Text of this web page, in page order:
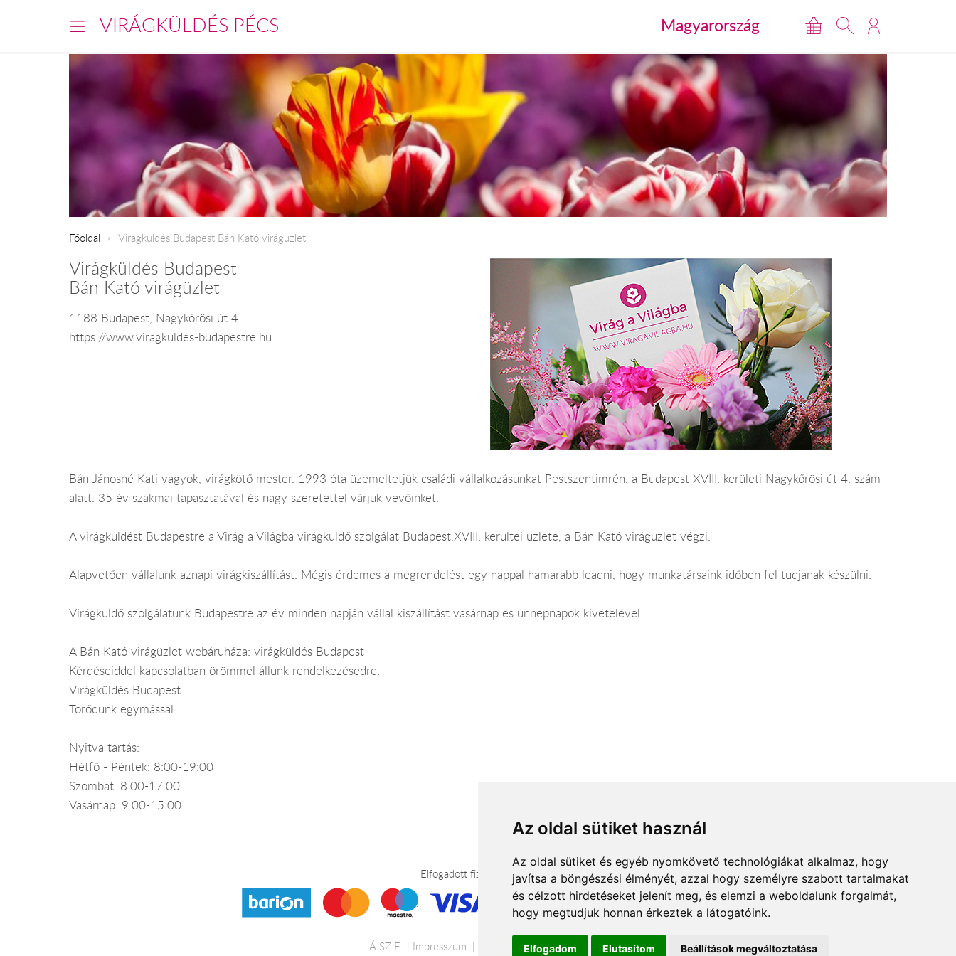
Az oldal sütiket használ
Az oldal sütiket és egyéb nyomkövető technológiákat alkalmaz, hogy
javítsa a böngészési élményét, azzal hogy személyre szabott tartalmakat
és célzott hirdetéseket jelenít meg, és elemzi a weboldalunk forgalmát,
hogy megtudjuk honnan érkeztek a látogatóink.
Elfogadom Elutasítom Beállítások megváltoztatása
VIRÁGKÜLDÉS PÉCS Magyarország
Főoldal Virágküldés Budapest Bán Kató virágüzlet
Virágküldés Budapest
Bán Kató virágüzlet
1188 Budapest, Nagykőrösi út 4.
https://www.viragkuldes-budapestre.hu
Bán Jánosné Kati vagyok, virágkötő mester. 1993 óta üzemeltetjük családi vállalkozásunkat Pestszentimrén, a Budapest XVIII. kerületi Nagykőrösi út 4. szám
alatt. 35 év szakmai tapasztatával és nagy szeretettel várjuk vevőinket.
A virágküldést Budapestre a Virág a Világba virágküldő szolgálat Budapest,XVIII. kerültei üzlete, a Bán Kató virágüzlet végzi.
Alapvetően vállalunk aznapi virágkiszállítást. Mégis érdemes a megrendelést egy nappal hamarabb leadni, hogy munkatársaink időben fel tudjanak készülni.
Virágküldő szolgálatunk Budapestre az év minden napján vállal kiszállítást vasárnap és ünnepnapok kivételével.
A Bán Kató virágüzlet webáruháza: virágküldés Budapest
Kérdéseiddel kapcsolatban örömmel állunk rendelkezésedre.
Virágküldés Budapest
Törődünk egymással
Nyitva tartás:
Hétfő - Péntek: 8:00-19:00
Szombat: 8:00-17:00
Vasárnap: 9:00-15:00
Elfogadott fizetési módok
Á.SZ.F. Impresszum Adatkezelési tájékoztató